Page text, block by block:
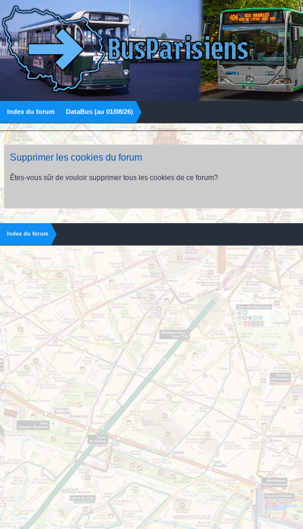
Index du forum DataBus (au 01/08/26)
Supprimer les cookies du forum
Êtes-vous sûr de vouloir supprimer tous les cookies de ce forum?
Index du forum